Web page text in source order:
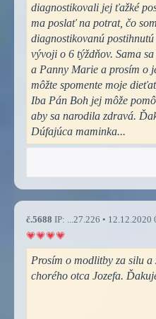
diagnostikovali jej ťažké
ma poslať na potrat, čo
diagnostikovanú
vývoji o 6 týždňov. Sama
a Panny Marie a prosím o
môžte spomente moje
Iba Pán Boh jej môže
aby sa narodila zdravá.
Dúfajúca maminka...
č.5688 IP: ...27.226 • 12.12.2020
Prosím o modlitby za silu
chorého otca Jozefa.